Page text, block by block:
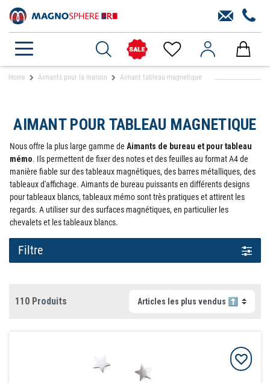
Home Aimants pour la maison Aimant tableau magnetique
AIMANT POUR TABLEAU MAGNETIQUE
Nous offre la plus large gamme de Aimants de bureau et pour tableau
mémo. Ils permettent de fixer des notes et des feuilles au format A4 de
manière fiable sur des tableaux magnétiques, des barres métalliques, des
tableaux d'affichage. Aimants de bureau puissants en différents designs
pour tableaux blancs, tableaux mémo sont très pratiques et attirent les
regards. A utiliser sur des surfaces magnétiques, en particulier les
chevalets et les tableaux blancs.
Filtre
110 Produits